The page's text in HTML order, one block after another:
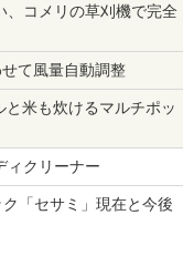
、コメリの草刈機で完全
て風量自動調整
米も炊けるマルチポッ
ィクリーナー
「セサミ」現在と今後